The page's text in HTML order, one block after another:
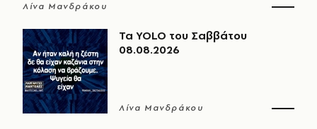
Λίνα Μανδράκου
Τα YOLO του Σαββάτου
08.08.2026
Λίνα Μανδράκου